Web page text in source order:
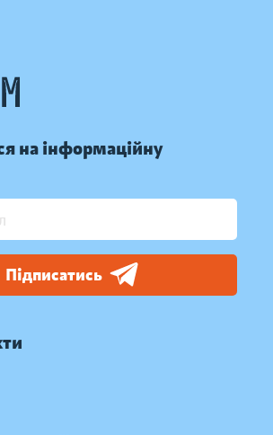
на інформаційну
Підписатись